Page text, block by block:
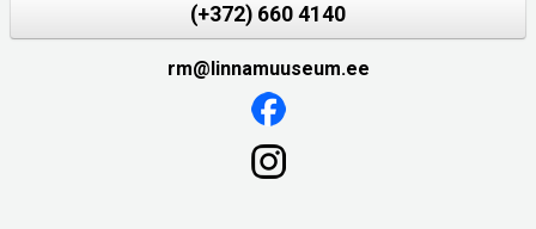
(+372) 660 4140
rm@linnamuuseum.ee